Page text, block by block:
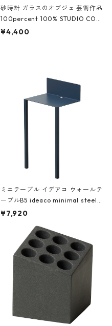
砂時計 ガラスのオブジェ 芸術作品
100percent 100% STUDIO COH
AKU Timeless 100パーセント ス
¥4,400
ミニテーブル イデアコ ウォールテ
ーブルB5 ideaco minimal steel f
urniture WALL Table B5 ネイビー
¥7,920